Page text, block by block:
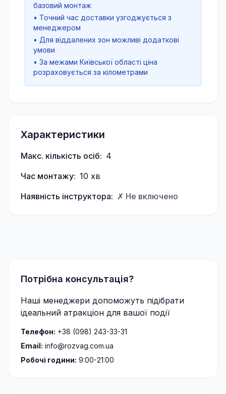
базовий монтаж
• Точний час доставки узгоджується з
менеджером
• Для віддалених зон можливі додаткові
умови
• За межами Київської області ціна
розраховується за кілометрами
Характеристики
Макс. кількість осіб: 4
Час монтажу: 10 хв
Наявність інструктора: ✗ Не включено
Потрібна консультація?
Наші менеджери допоможуть підібрати
ідеальний атракціон для вашої події
Телефон: +38 (098) 243-33-31
Email: info@rozvag.com.ua
Робочі години: 9:00-21:00